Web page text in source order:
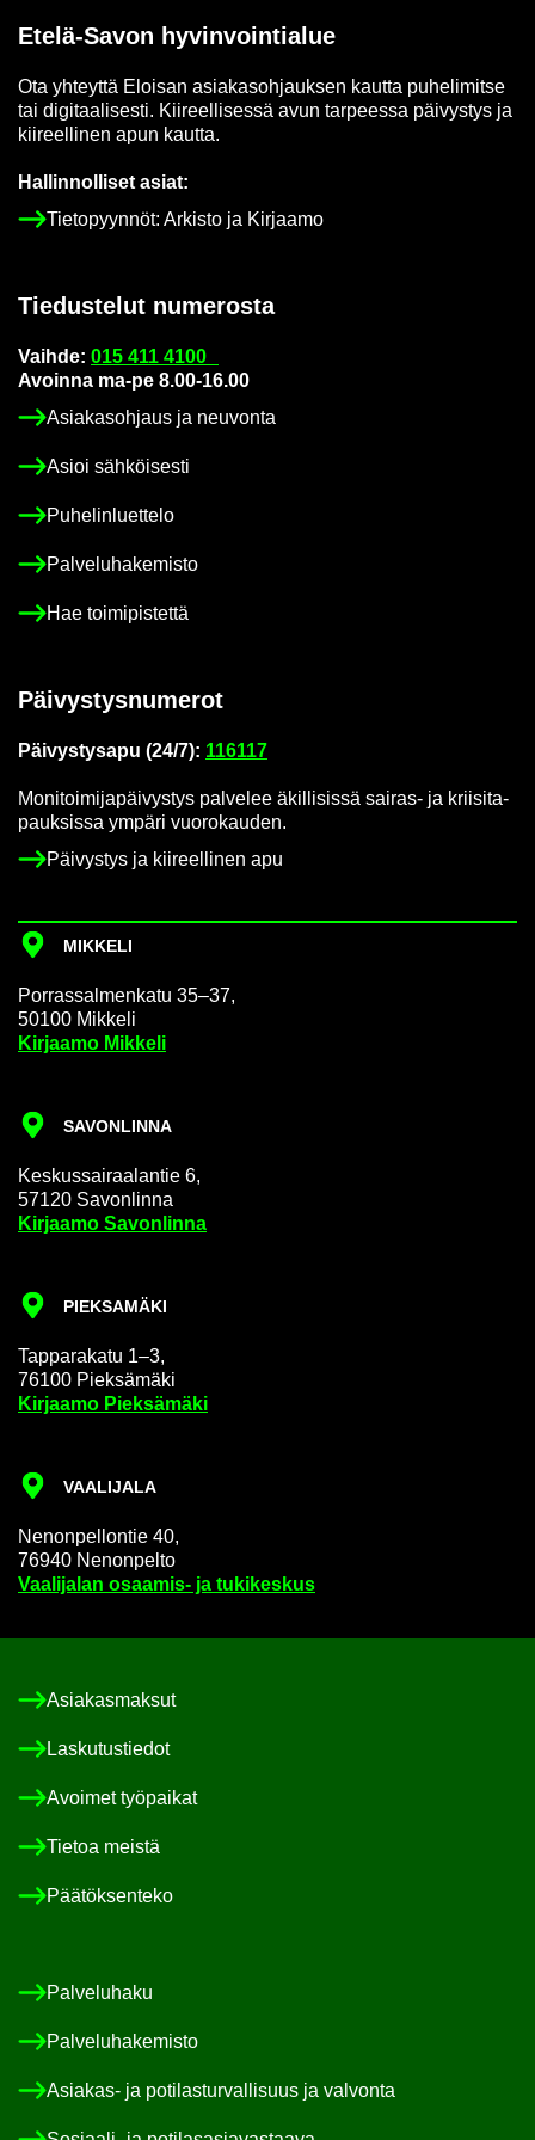
Etelä-​Savon hy­vin­voin­tia­lue
Ota yh­teyt­tä Eloi­san asia­kas­oh­jauk­sen kaut­ta pu­he­li­mit­se
tai di­gi­taa­li­ses­ti. Kii­reel­li­ses­sä avun tar­pees­sa päi­vys­tys ja
kii­reel­li­nen apun kaut­ta.
Hal­lin­nol­li­set asiat:
Tie­to­pyyn­nöt: Ar­kis­to ja Kir­jaa­mo
Tie­dus­te­lut nu­me­ros­ta
Vaih­de: 015 411 4100
Avoin­na ma-pe 8.00-16.00
Asia­kas­oh­jaus ja neu­von­ta
Asioi säh­köi­ses­ti
Pu­he­lin­luet­te­lo
Pal­ve­lu­ha­ke­mis­to
Hae toi­mi­pis­tet­tä
Päi­vys­tys­nu­me­rot
Päi­vys­tys­a­pu (24/7): 116117
Mo­ni­toi­mi­ja­päi­vys­tys pal­ve­lee äkil­li­sis­sä sairas-​ ja krii­si­ta­
pauk­sis­sa ym­pä­ri vuo­ro­kau­den.
Päi­vys­tys ja kii­reel­li­nen apu
MIK­KE­LI
Por­ras­sal­men­ka­tu 35–37,
50100 Mik­ke­li
Kir­jaa­mo Mik­ke­li
SA­VON­LIN­NA
Kes­kus­sai­raa­lan­tie 6,
57120 Sa­von­lin­na
Kir­jaa­mo Sa­von­lin­na
PIEK­SA­MÄ­KI
Tap­pa­ra­ka­tu 1–3,
76100 Piek­sä­mä­ki
Kir­jaa­mo Piek­sä­mä­ki
VAA­LI­JA­LA
Ne­non­pel­lon­tie 40,
76940 Ne­non­pel­to
Vaa­li­ja­lan osaamis-​ ja tu­ki­kes­kus
Asia­kas­mak­sut
Las­ku­tus­tie­dot
Avoi­met työ­pai­kat
Tie­toa meis­tä
Pää­tök­sen­te­ko
Pal­ve­lu­ha­ku
Pal­ve­lu­ha­ke­mis­to
Asiakas-​ ja po­ti­las­tur­val­li­suus ja val­von­ta